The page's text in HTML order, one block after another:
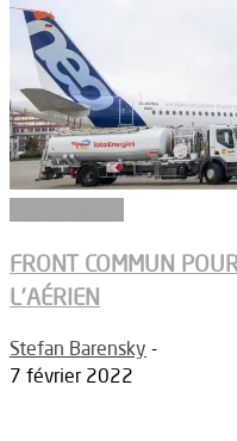
FRONT COMMUN
L’AÉRIEN
Stefan Barensky -
7 février 2022